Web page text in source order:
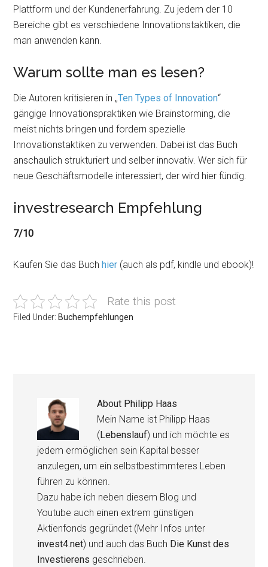
Plattform und der Kundenerfahrung. Zu jedem der 10
Bereiche gibt es verschiedene Innovationstaktiken, die
man anwenden kann.
Warum sollte man es lesen?
Die Autoren kritisieren in „Ten Types of Innovation“
gängige Innovationspraktiken wie Brainstorming, die
meist nichts bringen und fordern spezielle
Innovationstaktiken zu verwenden. Dabei ist das Buch
anschaulich strukturiert und selber innovativ. Wer sich für
neue Geschäftsmodelle interessiert, der wird hier fündig.
investresearch Empfehlung
7/10
Kaufen Sie das Buchhier (auch als pdf, kindle und ebook)!
Rate this post
Filed Under: Buchempfehlungen
About Philipp Haas
Mein Name ist Philipp Haas
(Lebenslauf) und ich möchte es
jedem ermöglichen sein Kapital besser
anzulegen, um ein selbstbestimmteres Leben
führen zu können.
Dazu habe ich neben diesem Blog und
Youtube auch einen extrem günstigen
Aktienfonds gegründet (Mehr Infos unter
invest4.net) und auch das Buch Die Kunst des
Investierens geschrieben.